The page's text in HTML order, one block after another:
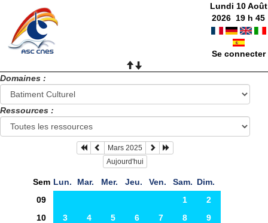
Lundi 10 Août
2026 19 h45
Se connecter
Domaines :
Ressources :
Mars 2025
Aujourd'hui
Sem Lun. Mar. Mer. Jeu. Ven. Sam. Dim.
09
1
2
10
3 4 5 6 7 8
9